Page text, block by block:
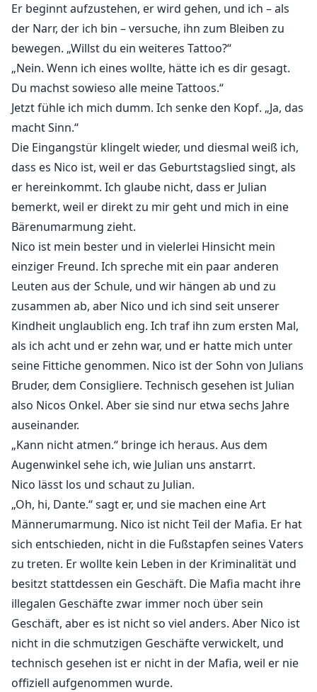
Er beginnt aufzustehen, er wird gehen, und ich – als
der Narr, der ich bin – versuche, ihn zum Bleiben zu
bewegen. „Willst du ein weiteres Tattoo?“
„Nein. Wenn ich eines wollte, hätte ich es dir gesagt.
Du machst sowieso alle meine Tattoos.“
Jetzt fühle ich mich dumm. Ich senke den Kopf. „Ja, das
macht Sinn.“
Die Eingangstür klingelt wieder, und diesmal weiß ich,
dass es Nico ist, weil er das Geburtstagslied singt, als
er hereinkommt. Ich glaube nicht, dass er Julian
bemerkt, weil er direkt zu mir geht und mich in eine
Bärenumarmung zieht.
Nico ist mein bester und in vielerlei Hinsicht mein
einziger Freund. Ich spreche mit ein paar anderen
Leuten aus der Schule, und wir hängen ab und zu
zusammen ab, aber Nico und ich sind seit unserer
Kindheit unglaublich eng. Ich traf ihn zum ersten Mal,
als ich acht und er zehn war, und er hatte mich unter
seine Fittiche genommen. Nico ist der Sohn von Julians
Bruder, dem Consigliere. Technisch gesehen ist Julian
also Nicos Onkel. Aber sie sind nur etwa sechs Jahre
auseinander.
„Kann nicht atmen.“ bringe ich heraus. Aus dem
Augenwinkel sehe ich, wie Julian uns anstarrt.
Nico lässt los und schaut zu Julian.
„Oh, hi, Dante.“ sagt er, und sie machen eine Art
Männerumarmung. Nico ist nicht Teil der Mafia. Er hat
sich entschieden, nicht in die Fußstapfen seines Vaters
zu treten. Er wollte kein Leben in der Kriminalität und
besitzt stattdessen ein Geschäft. Die Mafia macht ihre
illegalen Geschäfte zwar immer noch über sein
Geschäft, aber es ist nicht so viel anders. Aber Nico ist
nicht in die schmutzigen Geschäfte verwickelt, und
technisch gesehen ist er nicht in der Mafia, weil er nie
offiziell aufgenommen wurde.